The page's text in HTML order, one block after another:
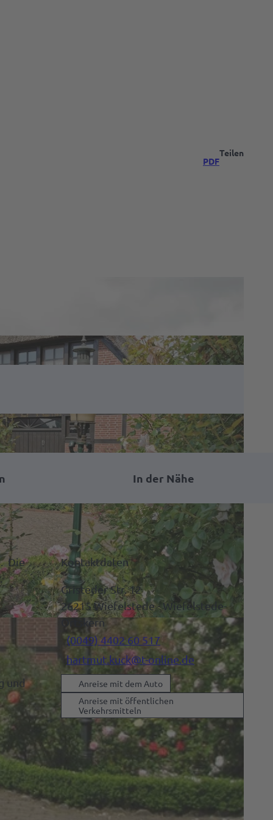
PDF
Teilen
In der Nähe
Die
und
Kontaktdaten
Gristeder Str. 12
26215Wiefelstede- Wiefelstede-
Ortskern
(0049) 4402 60 517
hartmut.kuck@t-online.de
Anreise mit dem Auto
Anreise mit öffentlichen
Verkehrsmitteln